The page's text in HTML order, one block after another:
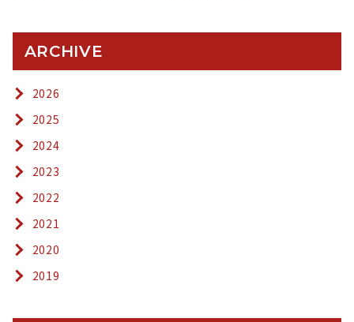
ARCHIVE
2026
2025
2024
2023
2022
2021
2020
2019